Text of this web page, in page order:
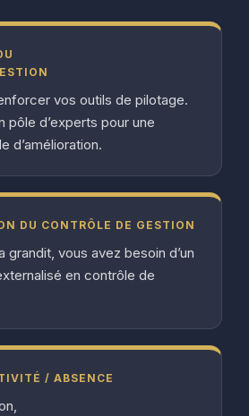
vos outils de pilotage.
pôle d’experts pour une
d’amélioration.
DU CONTRÔLE DE GESTION
grandit, vous avez besoin d’un
en contrôle de
/ ABSENCE